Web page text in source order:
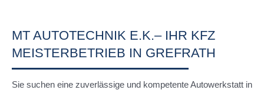
MT AUTOTECHNIK E.K.– IHR KFZ
MEISTERBETRIEB IN GREFRATH
Sie suchen eine zuverlässige und kompetente Autowerkstatt in